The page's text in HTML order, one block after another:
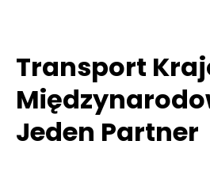
Transport
Jeden Partner